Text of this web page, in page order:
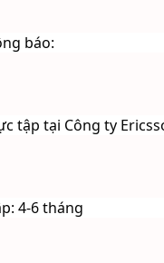
báo:
tập tại Công ty
4-6 tháng